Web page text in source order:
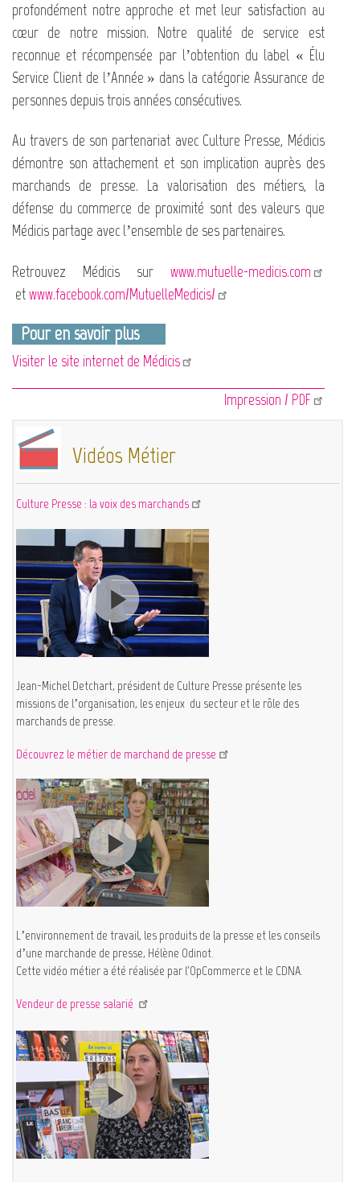
profondément notre approche et met leur satisfaction au
cœur de notre mission. Notre qualité de service est
reconnue et récompensée par l’obtention du label « Élu
Service Client de l’Année » dans la catégorie Assurance de
personnes depuis trois années consécutives.
Au travers de son partenariat avec Culture Presse, Médicis
démontre son attachement et son implication auprès des
marchands de presse. La valorisation des métiers, la
défense du commerce de proximité sont des valeurs que
Médicis partage avec l’ensemble de ses partenaires.
Retrouvez Médicis sur www.mutuelle-medicis.com
etwww.facebook.com/MutuelleMedicis/
Pour en savoir plus
Visiter le site internet de Médicis
Impression / PDF
Vidéos Métier
Culture Presse : la voix des marchands
Jean-Michel Detchart, président de Culture Presse présente les
missions de l’organisation, les enjeux du secteur et le rôle des
marchands de presse.
Découvrez le métier de marchand de presse
L’environnement de travail, les produits de la presse et les conseils
d’une marchande de presse, Hélène Odinot.
Cette vidéo métier a été réalisée par l'OpCommerce et le CDNA.
Vendeur de presse salarié